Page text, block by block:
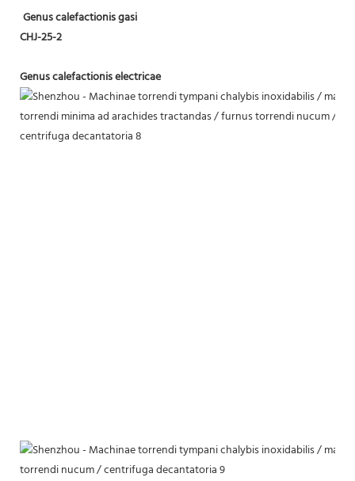
Genus calefactionis gasi
CHJ-25-2
Genus calefactionis electricae